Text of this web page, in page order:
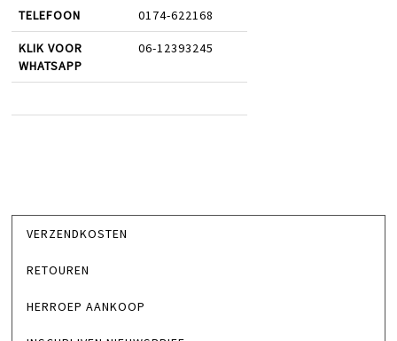
TELEFOON 0174-622168
KLIK VOOR
WHATSAPP
06-12393245
VERZENDKOSTEN
RETOUREN
HERROEP AANKOOP